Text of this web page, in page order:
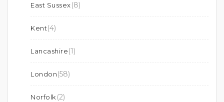
East Sussex(8)
Kent(4)
Lancashire(1)
London(58)
Norfolk (2)